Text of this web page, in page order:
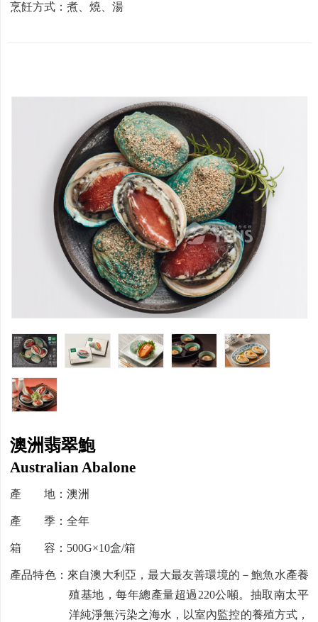
烹飪方式：煮、燒、湯
澳洲翡翠鮑
Australian Abalone
產 地：澳洲
產 季：全年
箱 容：500G×10盒/箱
產品特色：來自澳大利亞，最大最友善環境的－鮑魚水產養
殖基地，每年總產量超過220公噸。抽取南太平
洋純淨無污染之海水，以室內監控的養殖方式，